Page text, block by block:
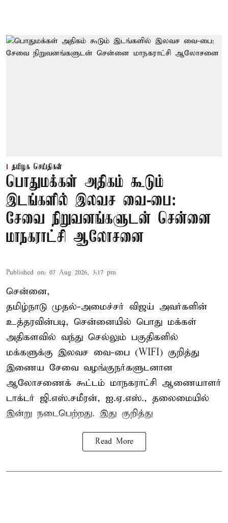
தமிழக செய்திகள்
பொதுமக்கள் அதிகம் கூடும்
இடங்களில் இலவச வை-பை:
சேவை நிறுவனங்களுடன் சென்னை
மாநகராட்சி ஆலோசனை
Published on: 07 Aug 2026, 3:17 pm
சென்னை,
தமிழ்நாடு முதல்-அமைச்சர் விஜய் அவர்களின்
உத்தரவின்படி, சென்னையில் பொது மக்கள்
அதிகளவில் வந்து செல்லும் பகுதிகளில்
மக்களுக்கு இலவச வை-பை (WIFI) குறித்து
இணைய சேவை வழங்குநர்களுடனான
ஆலோசணைக் கூட்டம் மாநகராட்சி ஆணையாளர்
டாக்டர் ஜி.எஸ்.சமீரன், ஐ.ஏ.எஸ்., தலைமையில்
இன்று நடைபெற்றது. இது குறித்து
Read More